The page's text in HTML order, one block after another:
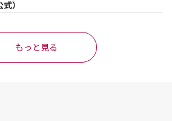
）
もっと見る